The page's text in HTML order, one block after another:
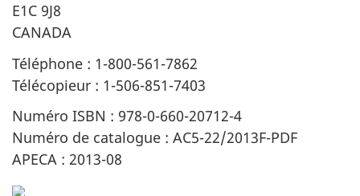
E1C 9J8
CANADA
Téléphone : 1-800-561-7862
Télécopieur : 1-506-851-7403
Numéro ISBN : 978-0-660-20712-4
Numéro de catalogue : AC5-22/2013F-PDF
APECA : 2013-08